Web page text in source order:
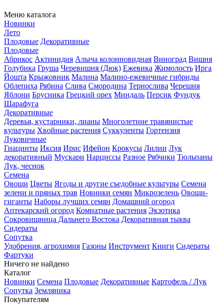
Меню каталога
Новинки
Лето
Плодовые Декоративные
Плодовые
Абрикос Актинидия Алыча колонновидная Виноград Вишня
Голубика Груша Черевишня (Дюк) Ежевика Жимолость Ирга
Йошта Крыжовник Малина Малино-ежевичные гибриды
Облепиха Рябина Слива Смородина Тернослива Черешня
Яблони Брусника Грецкий орех Миндаль Персик Фундук
Шарафуга
Декоративные
Деревья, кустарники, лианы Многолетние травянистые
культуры Хвойные растения Суккуленты Гортензия
Луковичные
Гиацинты Иксия Ирис Ифейон Крокусы Лилии Лук
декоративный Мускари Нарциссы Разное Рябчики Тюльпаны
Лук, чеснок
Семена
Овощи Цветы Ягоды и другие съедобные культуры Семена
зелени и пряных трав Новинки семян Микрозелень Овощи-
гиганты Наборы лучших семян Домашний огород
Аптекарский огород Комнатные растения Экзотика
Сокровищница Дальнего Востока Декоративная тыква
Сидераты
Сопутка
Удобрения, агрохимия Газоны Инструмент Книги Сидераты
Фартуки
Ничего не найдено
Каталог
Новинки Семена Плодовые Декоративные Картофель / Лук
Сопутка Земляника
Покупателям